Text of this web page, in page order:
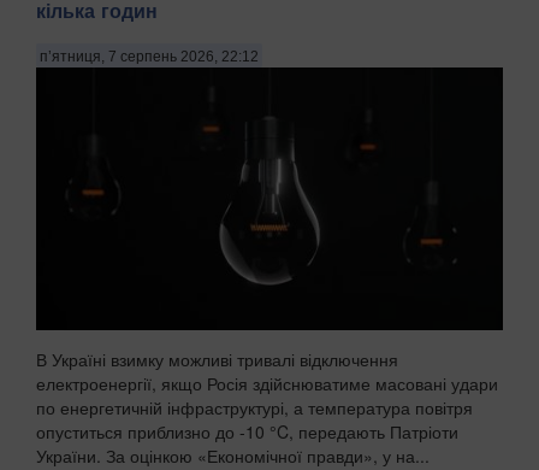
кілька годин
п’ятниця, 7 серпень 2026, 22:12
В Україні взимку можливі тривалі відключення
електроенергії, якщо Росія здійснюватиме масовані удари
по енергетичній інфраструктурі, а температура повітря
опуститься приблизно до -10 °C, передають Патріоти
України. За оцінкою «Економічної правди», у на...